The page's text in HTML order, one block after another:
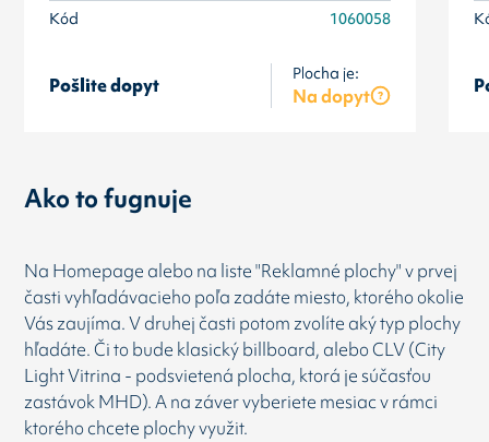
Kód 1060058
Pošlite dopyt
Plocha je:
Na dopyt
Ako to fugnuje
Na Homepage alebo na liste "Reklamné plochy" v prvej
časti vyhľadávacieho poľa zadáte miesto, ktorého okolie
Vás zaujíma. V druhej časti potom zvolíte aký typ plochy
hľadáte. Či to bude klasický billboard, alebo CLV (City
Light Vitrina - podsvietená plocha, ktorá je súčasťou
zastávok MHD). A na záver vyberiete mesiac v rámci
ktorého chcete plochy využit.